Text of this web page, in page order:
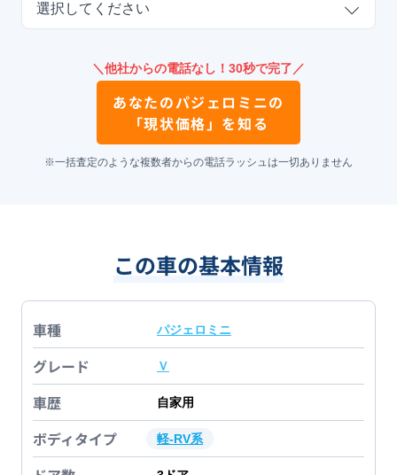
選択してください
＼他社からの電話なし！30秒で完了／
あなたのパジェロミニの
「現状価格」を知る
※一括査定のような複数者からの電話ラッシュは一切ありません
この車の基本情報
車種 パジェロミニ
グレード Ｖ
車歴 自家用
ボディタイプ 軽-RV系